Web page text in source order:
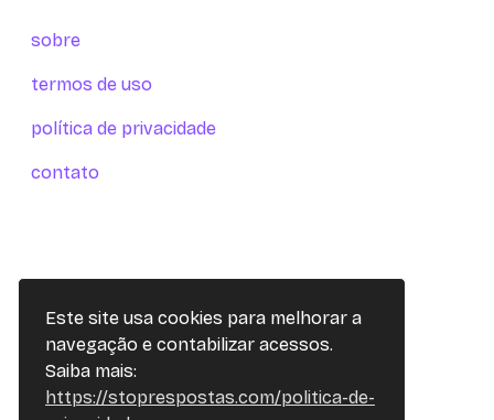
Este site usa cookies para melhorar a
navegação e contabilizar acessos.
Saiba mais:
https://stoprespostas.com/politica-de-
sobre
termos de uso
política de privacidade
contato